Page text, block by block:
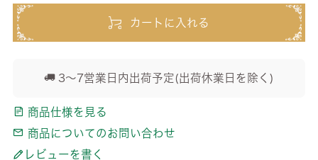
カートに入れる
3～7営業日内出荷予定(出荷休業日を除く)
商品仕様を見る
商品についてのお問い合わせ
レビューを書く